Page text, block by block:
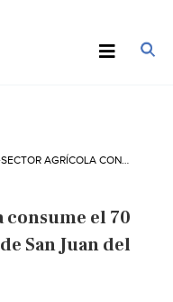
el 70
San Juan del